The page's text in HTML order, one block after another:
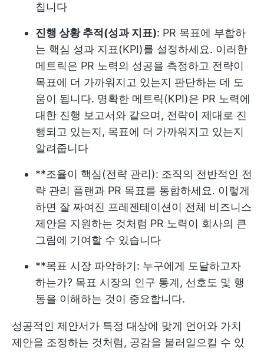
칩니다
진행 상황 추적(성과 지표): PR 목표에 부합하
는 핵심 성과 지표(KPI)를 설정하세요. 이러한
메트릭은 PR 노력의 성공을 측정하고 전략이
목표에 더 가까워지고 있는지 판단하는 데 도
움이 됩니다. 명확한 메트릭(KPI)은 PR 노력에
대한 진행 보고서와 같으며, 전략이 제대로 진
행되고 있는지, 목표에 더 가까워지고 있는지
알려줍니다
**조율이 핵심(전략 관리): 조직의 전반적인 전
략 관리 플랜과 PR 목표를 통합하세요. 이렇게
하면 잘 짜여진 프레젠테이션이 전체 비즈니스
제안을 지원하는 것처럼 PR 노력이 회사의 큰
그림에 기여할 수 있습니다
**목표 시장 파악하기: 누구에게 도달하고자
하는가? 목표 시장의 인구 통계, 선호도 및 행
동을 이해하는 것이 중요합니다.
성공적인 제안서가 특정 대상에 맞게 언어와 가치
제안을 조정하는 것처럼, 공감을 불러일으킬 수 있